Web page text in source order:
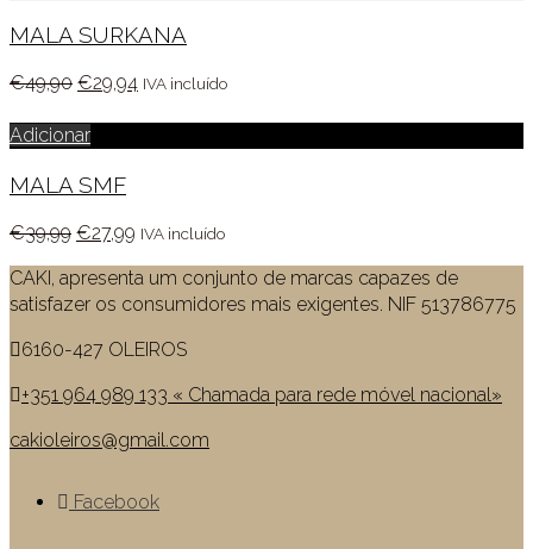
MALA SURKANA
€49,90 O
original
€49,90.
€29,94OIVA incluído
Adicionar
MALA SMF
€39,99 O
original
era:
€27,99 O
atual
é:
IVA incluído
CAKI, apresenta um conjunto de marcas capazes de
satisfazer os consumidores mais exigentes. NIF 513786775
6160-427 OLEIROS
+351 964 989 133 « Chamada para rede móvel nacional»
cakioleiros@gmail.com
Facebook